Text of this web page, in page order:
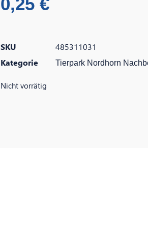
SKU
485311031
Kategorie
Tierpark Nordhorn
Nicht vorrätig